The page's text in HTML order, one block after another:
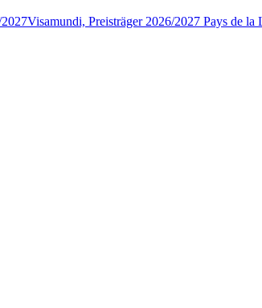
Visamundi, Preisträger 2026/2027 Pays de